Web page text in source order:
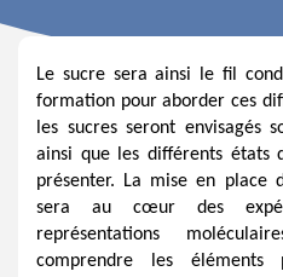
Le sucre sera ainsi le fil
formation pour aborder ces
les sucres seront envisagés
ainsi que les différents états
présenter. La mise en place
sera au cœur des
représentations
comprendre les éléments